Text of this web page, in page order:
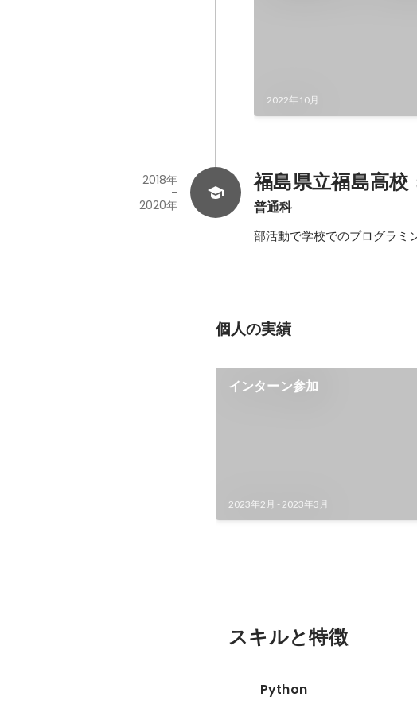
2022年10月
福島県立福島高校
普通科
2018年
-
2020年
部活動で学校でのプログラミ
個人の実績
インターン参加
2023年2月 - 2023年3月
スキルと特徴
Python